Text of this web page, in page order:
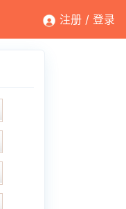
注册 / 登录